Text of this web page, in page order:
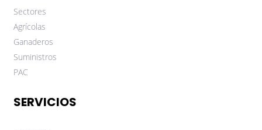
Sectores
Agrícolas
Ganaderos
Suministros
PAC
SERVICIOS